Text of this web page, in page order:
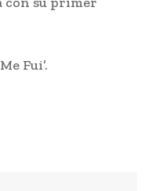
Fui’.